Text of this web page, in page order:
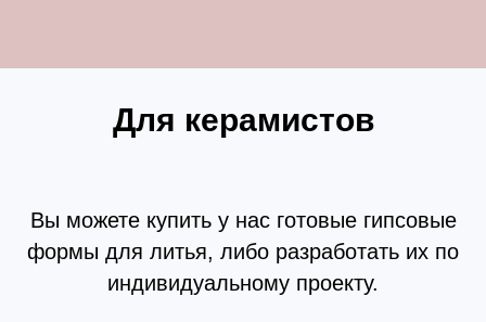
Для керамистов
Вы можете купить у нас готовые гипсовые
формы для литья, либо разработать их по
индивидуальному проекту.